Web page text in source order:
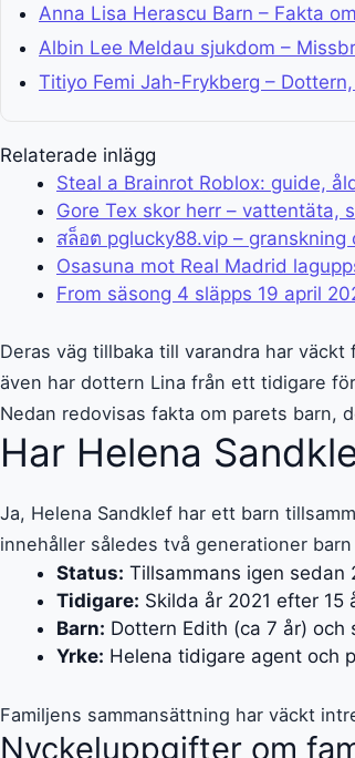
Anna Lisa Herascu Barn – Fakta
Albin Lee Meldau sjukdom –
Titiyo Femi Jah-Frykberg –
Relaterade inlägg
Steal a Brainrot Roblox: guide,
Gore Tex skor herr – vattentäta,
สล็อต pglucky88.vip – granskning
Osasuna mot Real Madrid
From säsong 4 släpps 19 april
Deras väg tillbaka till varandra har
även har dottern Lina från ett tidigare
Nedan redovisas fakta om parets barn,
Har Helena
Ja, Helena Sandklef har ett barn
innehåller således två generationer
Status: Tillsammans igen sedan
Tidigare: Skilda år 2021 efter 15
Barn: Dottern Edith (ca 7 år)
Yrke: Helena tidigare agent och
Familjens sammansättning har väckt
Nyckeluppgifter om